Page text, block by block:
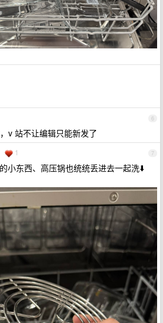
6
v 站不让编辑只能新发了
7
1
小东西、高压锅也统统丢进去一起洗⬇️